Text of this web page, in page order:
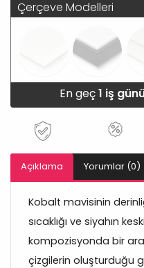
Çerçeve Modelleri
En geç1 iş
Açıklama Yorumlar (0)
Kobalt mavisinin
sıcaklığı ve siyahın
kompozisyonda bir
çizgilerin oluşturduğu